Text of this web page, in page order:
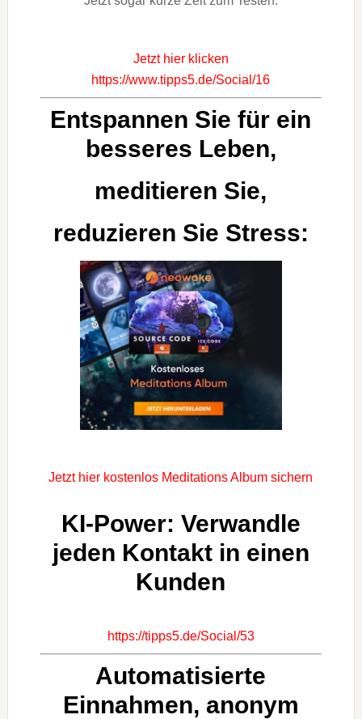
Jetzt hier klicken
https://www.tipps5.de/Social/16
Entspannen Sie für ein
besseres Leben,
meditieren Sie,
reduzieren Sie Stress:
Jetzt hier kostenlos Meditations Album sichern
KI-Power: Verwandle
jeden Kontakt in einen
Kunden
https://tipps5.de/Social/53
Automatisierte
Einnahmen, anonym